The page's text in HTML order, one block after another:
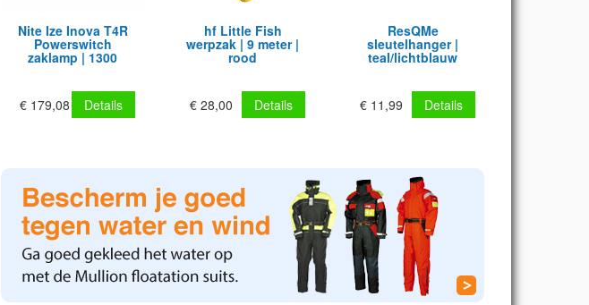
Nite Ize Inova T4R
Powerswitch
zaklamp | 1300
Lumen | oplaadbaar
€ 179,08
Details
hf Little Fish
werpzak | 9 meter |
rood
€ 28,00 Details
ResQMe
sleutelhanger |
teal/lichtblauw
€ 11,99 Details